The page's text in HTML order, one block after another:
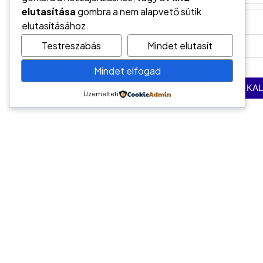
elutasításagombra a nem alapvető sütik
elutasításához.
Testreszabás
Mindet elutasít
Mindet elfogad
Üzemelteti